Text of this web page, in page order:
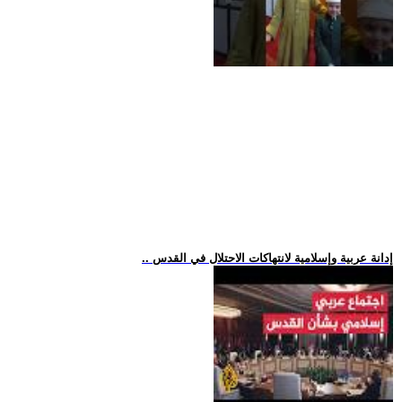
.. إدانة عربية وإسلامية لانتهاكات الاحتلال في القدس